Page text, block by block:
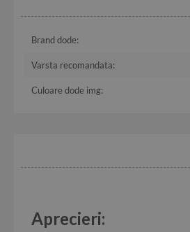
Brand dode:
Varsta recomandata:
Culoare dode img:
Aprecieri: